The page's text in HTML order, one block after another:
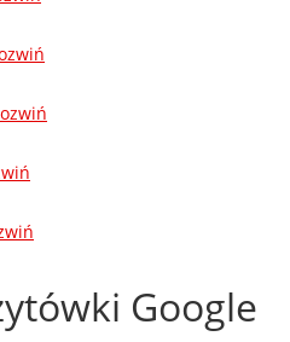
Google